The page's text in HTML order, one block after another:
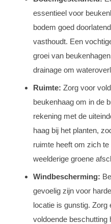
essentieel voor
bodem goed
vasthoudt. Een
groei van
drainage om
Ruimte: Zorg voor
beukenhaag om in de
rekening met de
haag bij het planten,
ruimte heeft om zich
weelderige groene
Windbescherming:
gevoelig zijn voor
locatie is gunstig. Zorg
voldoende beschutting